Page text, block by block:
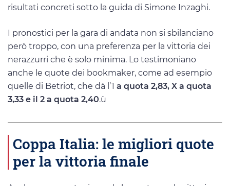
risultati concreti sotto la guida di Simone Inzaghi.
I pronostici per la gara di andata non si sbilanciano
però troppo, con una preferenza per la vittoria dei
nerazzurri che è solo minima. Lo testimoniano
anche le quote dei bookmaker, come ad esempio
quelle di Betriot, che dà l’1 a quota 2,83, X a quota
3,33 e il 2 a quota 2,40.ù
Coppa Italia: le migliori quote
per la vittoria finale